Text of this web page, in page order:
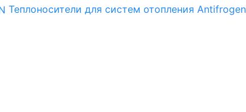
Теплоносители для систем отопления